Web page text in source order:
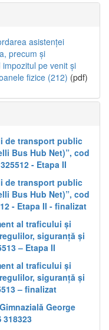
asistenței
precum și
pe venit și
fizice (212) (pdf)
de transport public
Bus Hub Net)”, cod
- Etapa II
de transport public
Bus Hub Net)”, cod
- Etapa II - finalizat
al traficului și
siguranță și
– Etapa II
al traficului și
siguranță și
– finalizat
George
318323